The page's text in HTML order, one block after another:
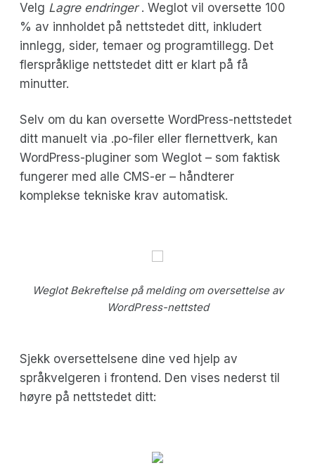
Velg Lagre endringer. Weglot vil oversette 100
% av innholdet på nettstedet ditt, inkludert
innlegg, sider, temaer og programtillegg. Det
flerspråklige nettstedet ditt er klart på få
minutter.
Selv om du kan oversette WordPress-nettstedet
ditt manuelt via .po-filer eller flernettverk, kan
WordPress-pluginer som Weglot – som faktisk
fungerer med alle CMS-er – håndterer
komplekse tekniske krav automatisk.
Weglot Bekreftelse på melding om oversettelse av
WordPress-nettsted
Sjekk oversettelsene dine ved hjelp av
språkvelgeren i frontend. Den vises nederst til
høyre på nettstedet ditt: